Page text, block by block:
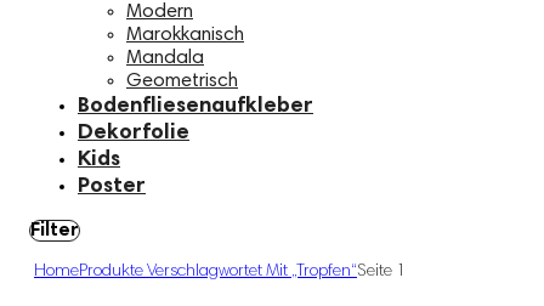
Modern
Marokkanisch
Mandala
Geometrisch
Bodenfliesenaufkleber
Dekorfolie
Kids
Poster
Filter
HomeProdukte Verschlagwortet Mit „tropfen“Seite 1